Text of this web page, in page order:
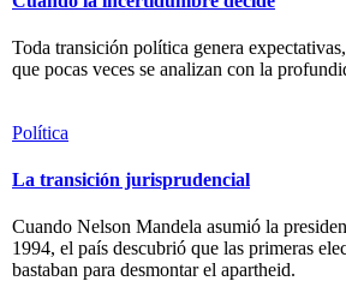
Toda transición política genera
que pocas veces se analizan con la
Política
La transición jurisprudencial
Cuando Nelson Mandela asumió la
1994, el país descubrió que las primeras
bastaban para desmontar el apartheid.